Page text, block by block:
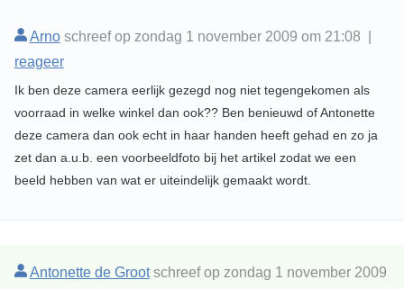
Arnoschreef op zondag 1 november 2009 om 21:08 |
reageer
Ik ben deze camera eerlijk gezegd nog niet tegengekomen als
voorraad in welke winkel dan ook?? Ben benieuwd of Antonette
deze camera dan ook echt in haar handen heeft gehad en zo ja
zet dan a.u.b. een voorbeeldfoto bij het artikel zodat we een
beeld hebben van wat er uiteindelijk gemaakt wordt.
Antonette de Grootschreef op zondag 1 november 2009